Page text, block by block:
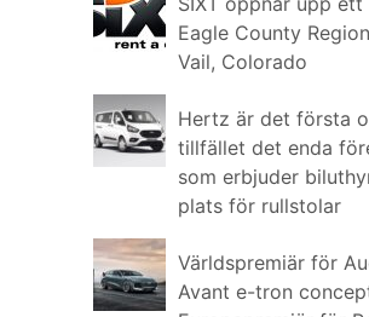
Eagle County
Vail, Colorado
Hertz är det första
tillfället det enda
som erbjuder
plats för rullstolar
Världspremiär för
Avant e-tron